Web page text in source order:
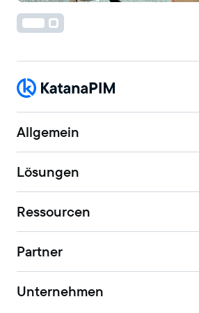
Allgemein
Lösungen
Ressourcen
Partner
Unternehmen